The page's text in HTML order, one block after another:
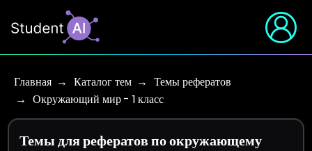
Главная Каталог тем
Темы рефератов
Окружающий мир - 1 класс
Темы для рефератов по окружающему